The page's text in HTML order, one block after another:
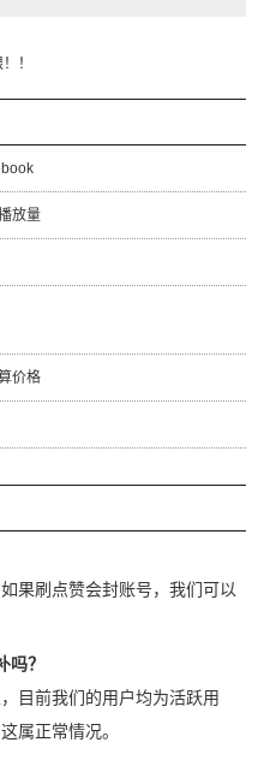
！
放量
价格
果刷点赞会封账号，我们可以
？
目前我们的用户均为活跃用
属正常情况。